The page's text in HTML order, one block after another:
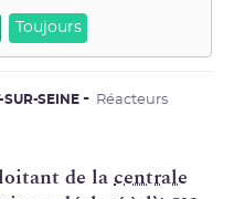
Toujours
SUR-SEINE
Réacteurs
de lacentrale